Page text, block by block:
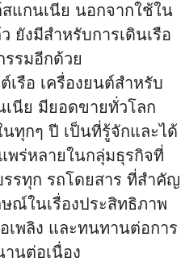
แกนเนีย นอกจากใช้ใน
ยังมีสำหรับการเดินเรือ
รมอีกด้วย
รือ เครื่องยนต์สำหรับ
นีย มียอดขายทั่วโลก
นทุกๆ ปี เป็นที่รู้จักและได้
พร่หลายในกลุ่มธุรกิจที่
รทุก รถโดยสาร ที่สำคัญ
ณ์ในเรื่องประสิทธิภาพ
เพลิง และทนทานต่อการ
นต่อเนื่อง